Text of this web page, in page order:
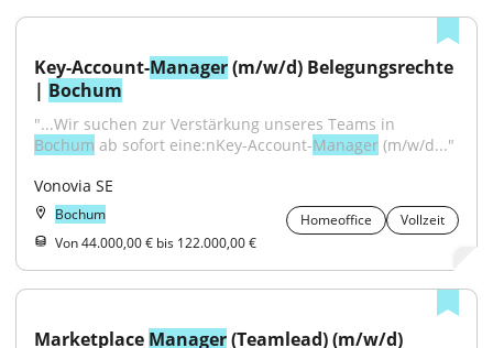
Key-Account-Manager (m/w/d) Belegungsrechte
| Bochum
Bochum ab sofort eine:nKey-Account-Manager (m/w/d..."
Vonovia SE
Bochum Homeoffice
Vollzeit
Von 44.000,00 € bis 122.000,00 €
Marketplace Manager (Teamlead) (m/w/d)